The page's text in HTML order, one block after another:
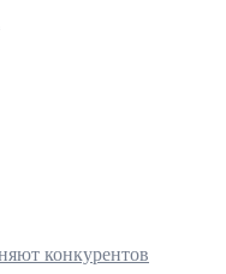
конкурентов